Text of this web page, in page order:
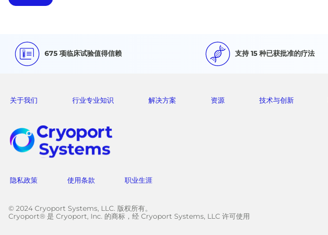
675 项临床试验值得信赖 支持 15 种已获批准的疗法
关于我们 行业专业知识 解决方案 资源 技术与创新
隐私政策 使用条款 职业生涯
© 2024 Cryoport Systems, LLC. 版权所有。
Cryoport® 是 Cryoport, Inc. 的商标，经 Cryoport Systems, LLC 许可使用